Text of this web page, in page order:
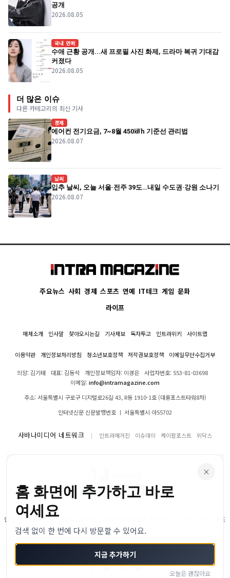
공개
2026.08.05
국내 연예
수애 근황 공개...새 프로필 사진 화제, 드라마 복귀 기대감
커졌다
2026.08.05
더 많은 이슈
다른 카테고리의 최신 기사
경제
에어컨 전기요금, 7~8월 450㎾h 기준선 관리법
2026.08.07
날씨
입추 날씨, 오늘 서울·전주 39도…내일 수도권·강원 소나기
2026.08.07
주요뉴스 사회 경제 스포츠 연예 IT테크 게임 문화
라이프
매체소개 인사말 찾아오시는길 기사제보 독자투고 인트라위키 사이트맵
이용약관 개인정보처리방침 청소년보호정책 저작권보호정책 이메일무단수집거부
의장: 김기태 대표: 김동석 개인정보책임자: 이경은
사업자번호: 553-81-03698
이메일:info@intramagazine.com
주소: 서울특별시 구로구 디지털로26길 43, R동 1910-1호 (대륭포스트타워8차)
인터넷신문 신문발행번호 ㅣ 서울특별시 아55702
사바나미디어 네트워크 인트라매거진 이슈데이 케이팝포스트 위닥스
인트라매거진의 모든 콘텐츠(기사)는 저작권법의 보호를 받으며, 무단 전재, 복사, 배포
등을 금합니다.
© 2024–2026 인트라매거진. All Rights Reserved
×
홈 화면에 추가하고 바로
여세요
검색 없이 한 번에 다시 방문할 수 있어요.
지금 추가하기
오늘은 괜찮아요